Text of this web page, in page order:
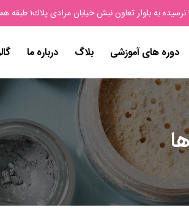
به بلوار تعاون نبش خیابان مرادی پلاك١ طبقه همكف
دوره های آموزشی بلاگ درباره ما